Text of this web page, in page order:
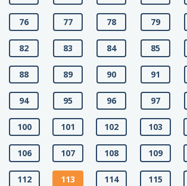
76 77 78 79
82 83 84 85
88 89 90 91
94 95 96 97
100 101 102 103
106 107 108 109
112 113 114 115